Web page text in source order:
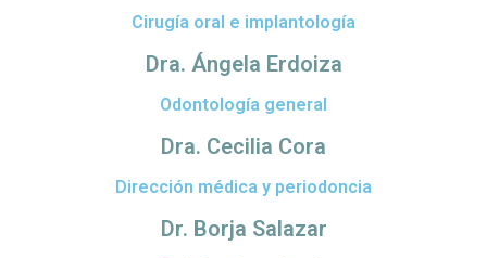
Cirugía oral e implantología
Dra. Ángela Erdoiza
Odontología general
Dra. Cecilia Cora
Dirección médica y periodoncia
Dr. Borja Salazar